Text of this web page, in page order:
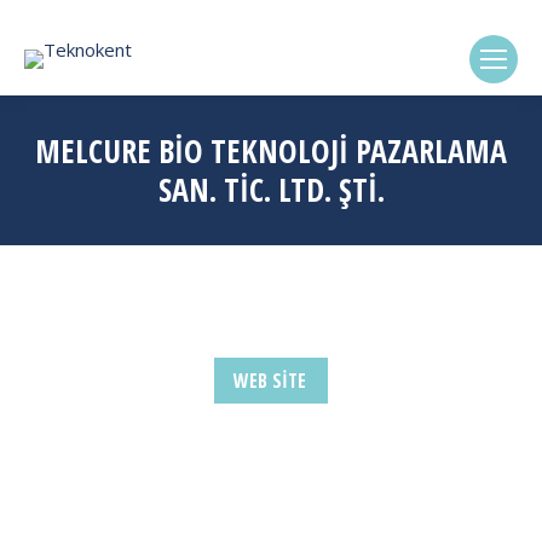
MELCURE BİO TEKNOLOJİ PAZARLAMA
SAN. TİC. LTD. ŞTİ.
WEB SITE